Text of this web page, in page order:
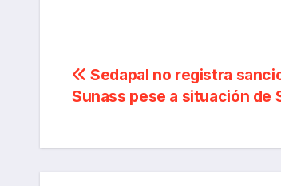
Navegación
de
entradas
Sedapal no registra
Sunass pese a situación de